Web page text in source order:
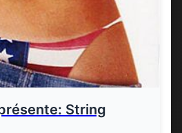
String